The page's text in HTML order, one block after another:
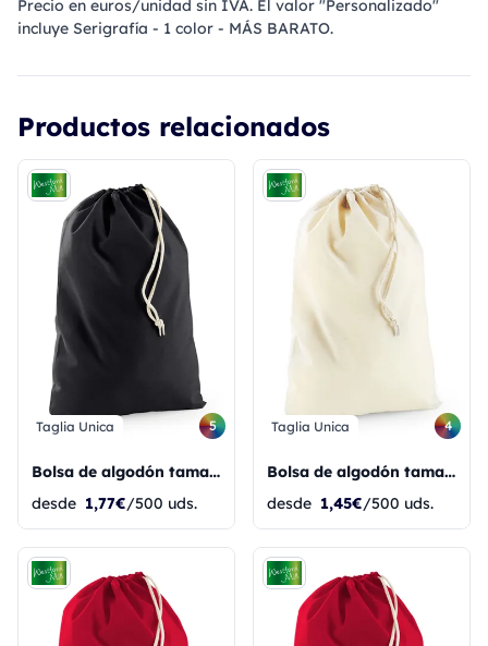
Precio en euros/unidad sin IVA. El valor "Personalizado"
incluye Serigrafía - 1 color - MÁS BARATO.
Productos relacionados
Taglia Unica 5
Bolsa de algodón tamaño M
desde 1,77€/500 uds.
Taglia Unica 4
Bolsa de algodón tamaño S
desde 1,45€/500 uds.